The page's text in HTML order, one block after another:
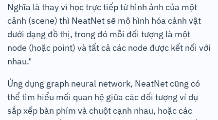
Nghĩa là thay vì học trực tiếp từ hình ảnh của một
cảnh (scene) thì NeatNet sẽ mô hình hóa cảnh vật
dưới dạng đồ thị, trong đó mỗi đối tượng là một
node (hoặc point) và tất cả các node được kết nối với
nhau."
Ứng dụng graph neural network, NeatNet cũng có
thể tìm hiểu mối quan hệ giữa các đối tượng ví dụ
sắp xếp bàn phím và chuột cạnh nhau, hoặc các